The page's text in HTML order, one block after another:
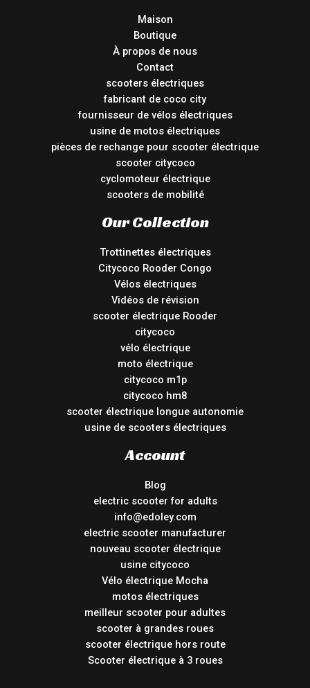
Maison
Boutique
À propos de nous
Contact
scooters électriques
fabricant de coco city
fournisseur de vélos électriques
usine de motos électriques
pièces de rechange pour scooter électrique
scooter citycoco
cyclomoteur électrique
scooters de mobilité
Our Collection
Trottinettes électriques
Citycoco Rooder Congo
Vélos électriques
Vidéos de révision
scooter électrique Rooder
citycoco
vélo électrique
moto électrique
citycoco m1p
citycoco hm8
scooter électrique longue autonomie
usine de scooters électriques
Account
Blog
electric scooter for adults
info@edoley.com
electric scooter manufacturer
nouveau scooter électrique
usine citycoco
Vélo électrique Mocha
motos électriques
meilleur scooter pour adultes
scooter à grandes roues
scooter électrique hors route
Scooter électrique à 3 roues